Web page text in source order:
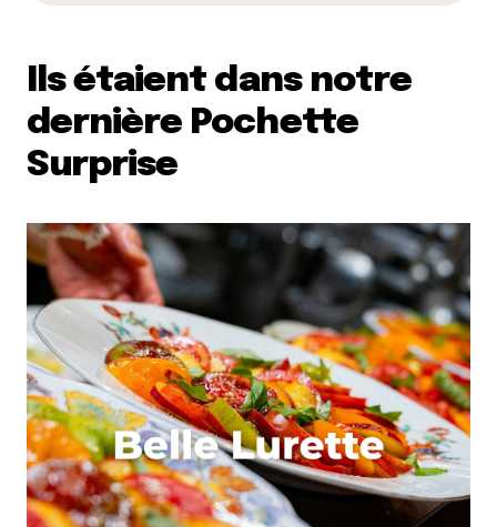
Ils étaient dans notre
dernière Pochette
Surprise